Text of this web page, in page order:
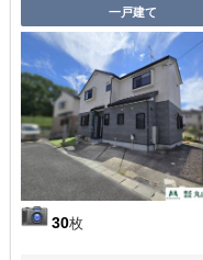
一戸建て
30枚